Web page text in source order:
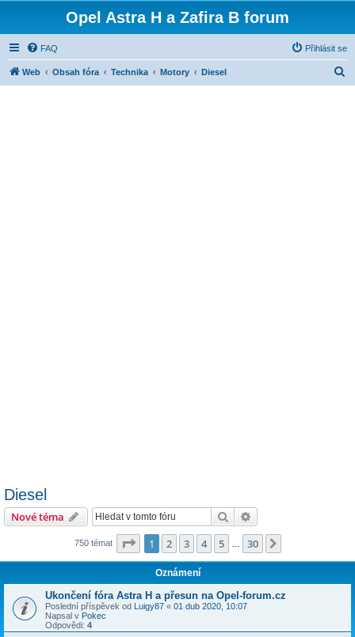
Opel Astra H a Zafira B forum
FAQ Přihlásit se
Web Obsah fóra Technika Motory Diesel
Diesel
Nové téma Hledat
750 témat Stránka z 30
1 2 3 4 5 30
Oznámení
Ukončení fóra Astra H a přesun na Opel-forum.cz
Poslední příspěvek od Luigy87 « 01 dub 2020, 10:07
Napsal v Pokec
Odpovědi: 4